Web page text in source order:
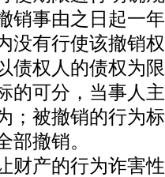
销事由之日起一
没有行使该撤销
债权人的债权为
的可分，当事人
；被撤销的行为
部撤销。
产的行为诈害性